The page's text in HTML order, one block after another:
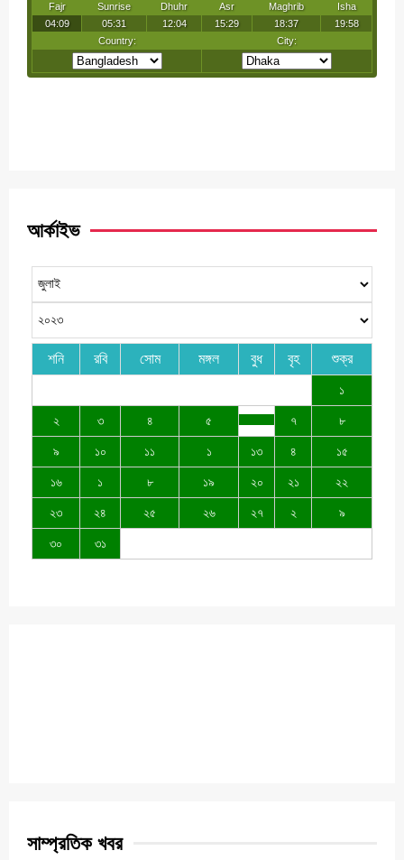
আর্কাইভ
শনি রবি সোম মঙ্গল বুধ বৃহ শুক্র
১
২ ৩ ৪ ৫ ৭ ৮
৯ ১০ ১১ ১ ১৩ ৪ ১৫
১৬ ১ ৮ ১৯ ২০ ২১ ২২
২৩ ২৪ ২৫ ২৬ ২৭ ২ ৯
৩০ ৩১
সাম্প্রতিক খবর